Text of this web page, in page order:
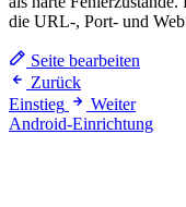
die URL-, Port- und
Seite bearbeiten
Zurück
Einstieg
Weiter
Android-Einrichtung